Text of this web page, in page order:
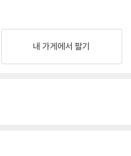
내 가게에서 팔기